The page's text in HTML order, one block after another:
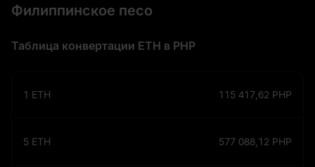
Филиппинское песо
Таблица конвертации ETH в PHP
1 ETH 115 417,62 PHP
5 ETH 577 088,12 PHP